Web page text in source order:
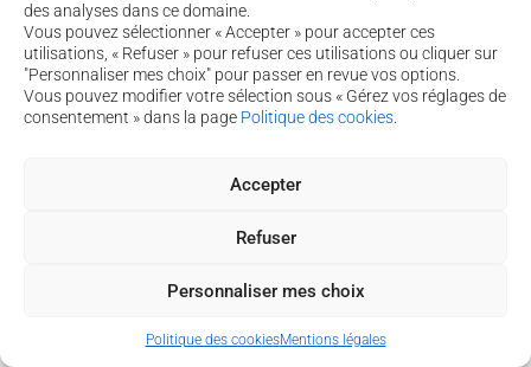
des analyses dans ce domaine.
Vous pouvez sélectionner « Accepter » pour accepter ces
utilisations, « Refuser » pour refuser ces utilisations ou cliquer sur
"Personnaliser mes choix" pour passer en revue vos options.
Vous pouvez modifier votre sélection sous « Gérez vos réglages de
consentement » dans la page Politique des cookies
Accepter
Refuser
Personnaliser mes choix
Politique des cookiesMentions légales
05 56 40 69 99
contact@agap-pro.com
Vous souhaitez suivre nos actualités ?
Inscrivez-vous à notre newsletter !
Copyright © 2026 Agap'pro
Politique de cookies-Mentions légales